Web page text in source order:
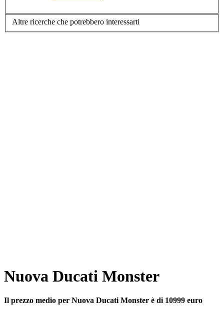
Altre ricerche che potrebbero interessarti
Nuova Ducati Monster
Il prezzo medio per Nuova Ducati Monster è di 10999 euro